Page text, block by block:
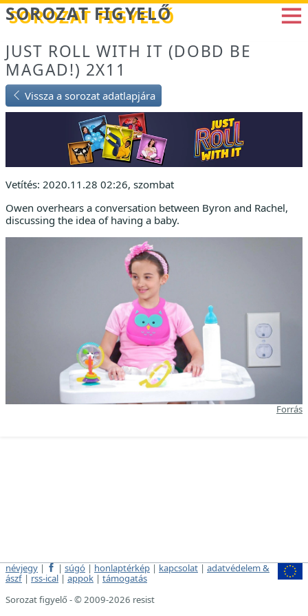
Betöltés...
SOROZAT FIGYELŐ
JUST ROLL WITH IT (DOBD BE
MAGAD!) 2X11
Vissza a sorozat adatlapjára
Vetítés: 2020.11.28 02:26, szombat
Owen overhears a conversation between Byron and Rachel,
discussing the idea of having a baby.
Forrás
névjegy | | súgó | honlaptérkép | kapcsolat | adatvédelem &
ászf | rss-ical | appok | támogatás
Sorozat figyelő - © 2009-2026 resist